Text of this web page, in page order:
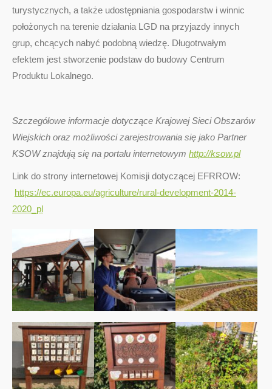
turystycznych, a także udostępniania gospodarstw i winnic
położonych na terenie działania LGD na przyjazdy innych
grup, chcących nabyć podobną wiedzę. Długotrwałym
efektem jest stworzenie podstaw do budowy Centrum
Produktu Lokalnego.
Szczegółowe informacje dotyczące Krajowej Sieci Obszarów
Wiejskich oraz możliwości zarejestrowania się jako Partner
KSOW znajdują się na portalu internetowym http://ksow.pl
Link do strony internetowej Komisji dotyczącej EFRROW:
https://ec.europa.eu/agriculture/rural-development-2014-
2020_pl